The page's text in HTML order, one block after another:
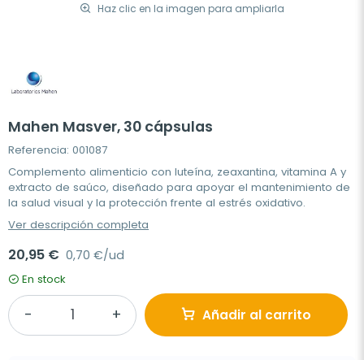
Haz clic en la imagen para ampliarla
Mahen Masver, 30 cápsulas
Referencia: 001087
Complemento alimenticio con luteína, zeaxantina, vitamina A y
extracto de saúco, diseñado para apoyar el mantenimiento de
la salud visual y la protección frente al estrés oxidativo.
Ver descripción completa
20,95 € 0,70 €/ud
En stock
Añadir al carrito